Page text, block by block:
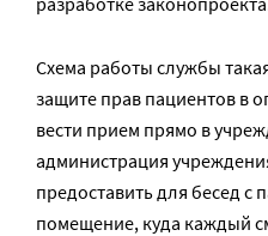
Схема работы службы
защите прав пациентов в
вести прием прямо в
администрация
предоставить для бесед с
помещение, куда каждый